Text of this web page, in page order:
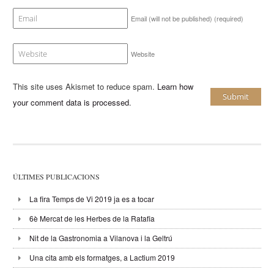
Email (will not be published) (required)
Website
This site uses Akismet to reduce spam. Learn how
your comment data is processed.
ÚLTIMES PUBLICACIONS
La fira Temps de Vi 2019 ja es a tocar
6è Mercat de les Herbes de la Ratafia
Nit de la Gastronomia a Vilanova i la Geltrú
Una cita amb els formatges, a Lactium 2019